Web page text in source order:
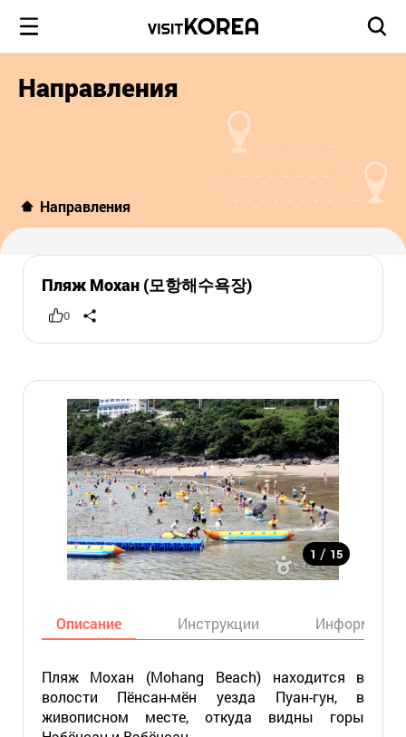
Направления
Направления
Пляж Мохан (모항해수욕장)
0
1 / 15
Описание Инструкции Информация
Пляж Мохан (Mohang Beach) находится в
волости Пёнсан-мён уезда Пуан-гун, в
живописном месте, откуда видны горы